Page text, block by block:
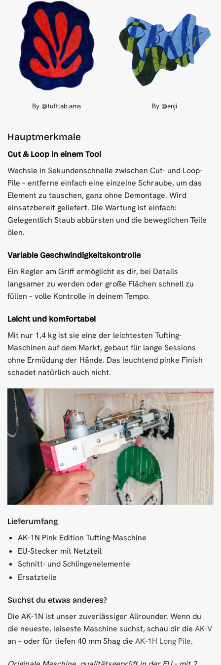
By @tuftlab.ams By @enji
Hauptmerkmale
Cut & Loop in einem Tool
Wechsle in Sekundenschnelle zwischen Cut- und Loop-
Pile – entferne einfach eine einzelne Schraube, um das
Element zu tauschen, ganz ohne Demontage. Wird
einsatzbereit geliefert. Die Wartung ist einfach:
Gelegentlich Staub abbürsten und die beweglichen Teile
ölen.
Variable Geschwindigkeitskontrolle
Ein Regler am Griff ermöglicht es dir, bei Details
langsamer zu werden oder große Flächen schnell zu
füllen – volle Kontrolle in deinem Tempo.
Leicht und komfortabel
Mit nur 1,4 kg ist sie eine der leichtesten Tufting-
Maschinen auf dem Markt, gebaut für lange Sessions
ohne Ermüdung der Hände. Das leuchtend pinke Finish
schadet natürlich auch nicht.
Lieferumfang
AK-1N Pink Edition Tufting-Maschine
EU-Stecker mit Netzteil
Schnitt- und Schlingenelemente
Ersatzteile
Suchst du etwas anderes?
Die AK-1N ist unser zuverlässiger Allrounder. Wenn du
die neueste, leiseste Maschine suchst, schau dir die AK-V
an – oder für tiefen 40 mm Shag die AK-1H Long Pile.